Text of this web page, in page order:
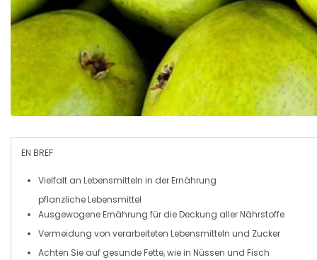
EN BREF
Vielfalt an Lebensmitteln in der Ernährung
pflanzliche Lebensmittel
Ausgewogene Ernährung für die Deckung aller Nährstoffe
Vermeidung von verarbeiteten Lebensmitteln und Zucker
Achten Sie auf gesunde Fette, wie in Nüssen und Fisch